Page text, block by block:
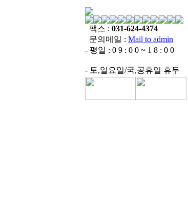
팩스 : 031-624-4374
문의메일 : Mail to admin
- 평일 : 0 9 : 0 0 ~ 1 8 : 0 0
- 토,일요일/국,공휴일 휴무